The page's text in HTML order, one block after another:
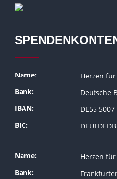
Name:
Herzen für
Bank:
Deutsche
IBAN:
DE55
BIC:
Name:
Herzen für
Bank: